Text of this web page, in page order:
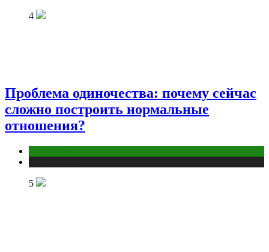
4
Проблема одиночества: почему сейчас
сложно построить нормальные
отношения?
5